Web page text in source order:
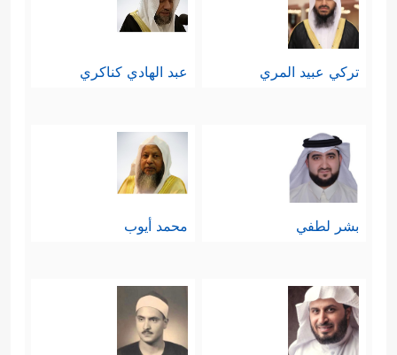
تركي عبيد المري عبد الهادي كناكري
بشر لطفي محمد أيوب